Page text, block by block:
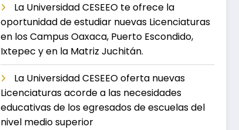
La Universidad CESEEO te ofrece la
oportunidad de estudiar nuevas Licenciaturas
en los Campus Oaxaca, Puerto Escondido,
Ixtepec y en la Matriz Juchitán.
La Universidad CESEEO oferta nuevas
Licenciaturas acorde a las necesidades
educativas de los egresados de escuelas del
nivel medio superior